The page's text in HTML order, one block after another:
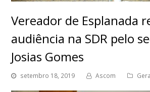
Vereador de Esplanada
audiência na SDR pelo
Josias Gomes
setembro 18, 2019 Ascom